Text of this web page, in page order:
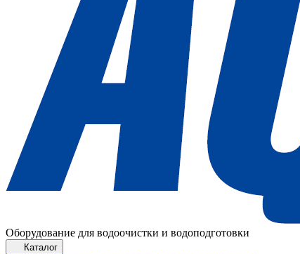
Оборудование для водоочистки и водоподготовки
Каталог